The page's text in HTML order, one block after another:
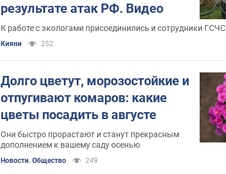
результате атак РФ. Видео
К работе с экологами присоединились и сотрудники ГСЧС
Кияни 252
Долго цветут, морозостойкие и
отпугивают комаров: какие
цветы посадить в августе
Они быстро прорастают и станут прекрасным
дополнением к вашему саду осенью
Новости. Общество 249